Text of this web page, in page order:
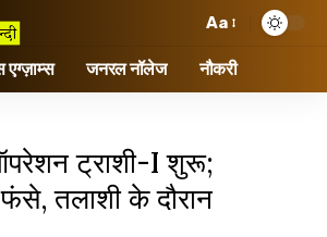
Aa
एग्ज़ाम्स जनरल नॉलेज नौकरी
ट्राशी-I शुरू;
तलाशी के दौरान